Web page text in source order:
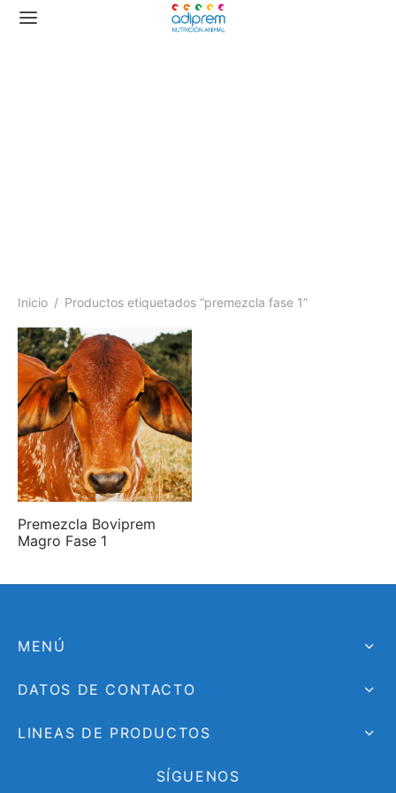
Inicio / Productos etiquetados “premezcla fase 1”
Premezcla Boviprem
Magro Fase 1
MENÚ
DATOS DE CONTACTO
LINEAS DE PRODUCTOS
SÍGUENOS